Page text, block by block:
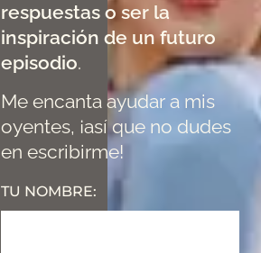
respuestas o ser la
inspiración de un futuro
episodio.
Me encanta ayudar a mis
oyentes, ¡así que no dudes
en escribirme!
TU NOMBRE: